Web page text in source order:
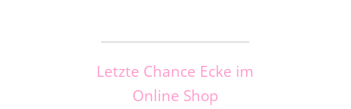
Letzte Chance Ecke im
Online Shop